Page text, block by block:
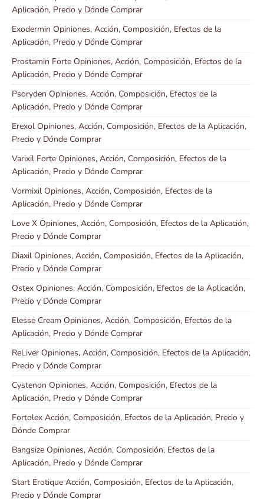
Aplicación, Precio y Dónde Comprar
Exodermin Opiniones, Acción, Composición, Efectos de la
Aplicación, Precio y Dónde Comprar
Prostamin Forte Opiniones, Acción, Composición, Efectos de la
Aplicación, Precio y Dónde Comprar
Psoryden Opiniones, Acción, Composición, Efectos de la
Aplicación, Precio y Dónde Comprar
Erexol Opiniones, Acción, Composición, Efectos de la Aplicación,
Precio y Dónde Comprar
Varixil Forte Opiniones, Acción, Composición, Efectos de la
Aplicación, Precio y Dónde Comprar
Vormixil Opiniones, Acción, Composición, Efectos de la
Aplicación, Precio y Dónde Comprar
Love X Opiniones, Acción, Composición, Efectos de la Aplicación,
Precio y Dónde Comprar
Diaxil Opiniones, Acción, Composición, Efectos de la Aplicación,
Precio y Dónde Comprar
Ostex Opiniones, Acción, Composición, Efectos de la Aplicación,
Precio y Dónde Comprar
Elesse Cream Opiniones, Acción, Composición, Efectos de la
Aplicación, Precio y Dónde Comprar
ReLiver Opiniones, Acción, Composición, Efectos de la Aplicación,
Precio y Dónde Comprar
Cystenon Opiniones, Acción, Composición, Efectos de la
Aplicación, Precio y Dónde Comprar
Fortolex Acción, Composición, Efectos de la Aplicación, Precio y
Dónde Comprar
Bangsize Opiniones, Acción, Composición, Efectos de la
Aplicación, Precio y Dónde Comprar
Start Erotique Acción, Composición, Efectos de la Aplicación,
Precio y Dónde Comprar